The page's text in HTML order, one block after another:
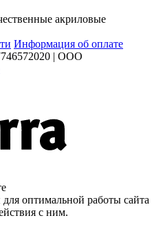
акриловые
Информация об оплате
| ООО
оптимальной работы сайта
с ним.